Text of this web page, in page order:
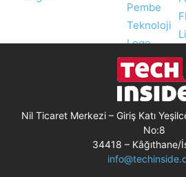
Nil Ticaret Merkezi – Giriş Katı
No:8
34418 – Kâğıthane/